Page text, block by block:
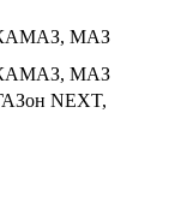
КАМАЗ, МАЗ
КАМАЗ, МАЗ
NEXT,